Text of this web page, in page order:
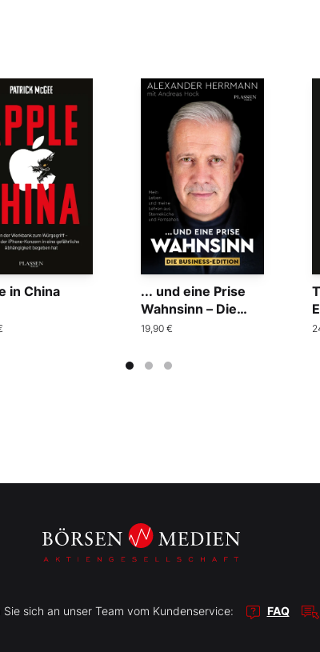
in China
... und eine Prise
Wahnsinn – Die
Business-Edition
19,90 €
sich an unser Team vom Kundenservice: FAQ